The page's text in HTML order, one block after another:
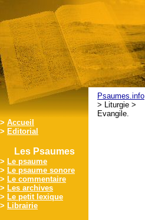
> Accueil
> Editorial
Les Psaumes
> Le psaume
> Le psaume sonore
> Le commentaire
> Les archives
> Le petit lexique
> Librairie
Psaumes.info
> Liturgie >
Evangile.